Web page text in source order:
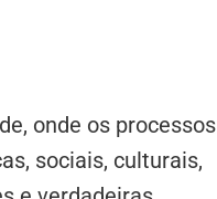
onde os processos
sociais, culturais,